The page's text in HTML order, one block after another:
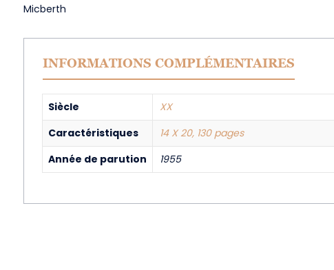
Micberth
INFORMATIONS COMPLÉMENTAIRES
Siècle
XX
Caractéristiques
14 X 20, 130 pages
Année de parution
1955